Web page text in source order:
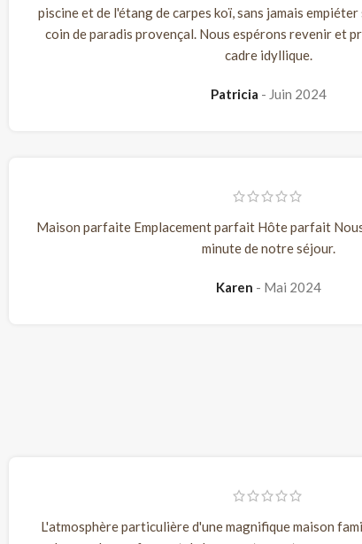
piscine et de l'étang de carpes koï, sans jamais
coin de paradis provençal. Nous espérons revenir et
cadre idyllique.
Patricia Juin 2024
Maison parfaite Emplacement parfait Hôte parfait
minute de notre séjour.
Karen Mai 2024
L'atmosphère particulière d'une magnifique maison